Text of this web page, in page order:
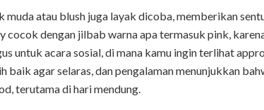
muda atau blush juga layak dicoba, memberikan
cocok dengan jilbab warna apa termasuk pink,
untuk acara sosial, di mana kamu ingin terlihat
baik agar selaras, dan pengalaman menunjukkan
terutama di hari mendung.